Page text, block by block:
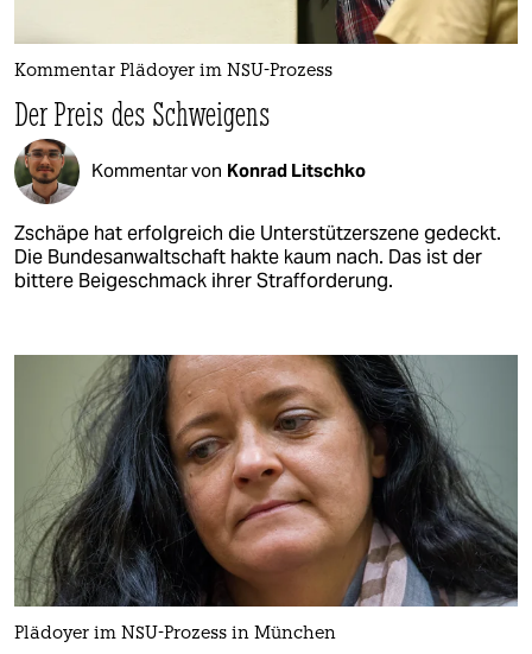
Kommentar Plädoyer im NSU-Prozess
Der Preis des Schweigens
Kommentar von Konrad Litschko
Zschäpe hat erfolgreich die Unterstützerszene gedeckt.
Die Bundesanwaltschaft hakte kaum nach. Das ist der
bittere Beigeschmack ihrer Strafforderung.
Plädoyer im NSU-Prozess in München